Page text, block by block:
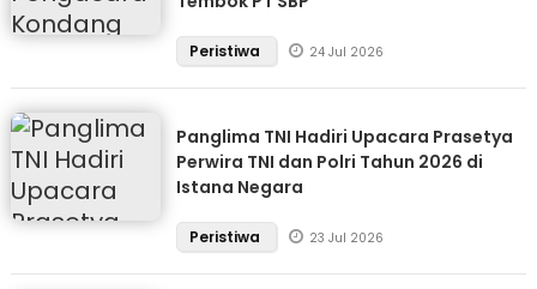
Peristiwa 24 Jul 2026
Panglima TNI Hadiri Upacara Prasetya
Perwira TNI dan Polri Tahun 2026 di
Istana Negara
Peristiwa 23 Jul 2026